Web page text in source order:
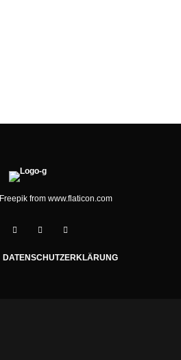
Freepikfrom www.flaticon.com
DATENSCHUTZERKLÄRUNG